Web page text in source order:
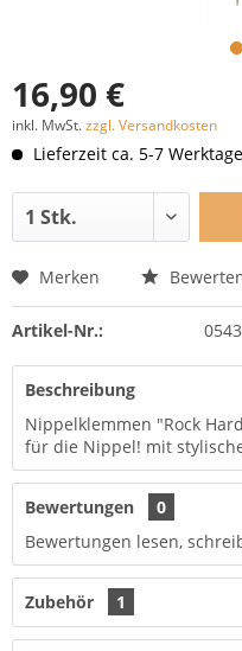
16,90 €
inkl. MwSt.zzgl. Versandkosten
Lieferzeit ca. 5-7 Werktage
Merken
Artikel-Nr.:
Beschreibung
Nippelklemmen "Rock
für die Nippel! mit
Bewertungen
0
Bewertungen lesen,
Zubehör 1